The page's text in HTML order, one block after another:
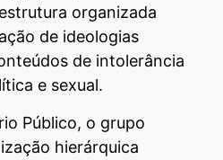
organizada
de ideologias
de intolerância
e sexual.
Público, o grupo
hierárquica